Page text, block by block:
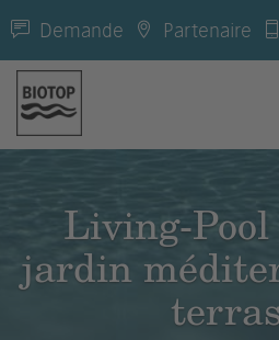
Demande Partenaire
Living-
jardin